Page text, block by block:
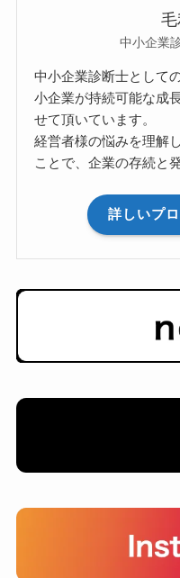
中小企業
中小企業診断士として
小企業が持続可能な成
せて頂いています。
経営者様の悩みを理解
ことで、企業の存続と
詳しいプ